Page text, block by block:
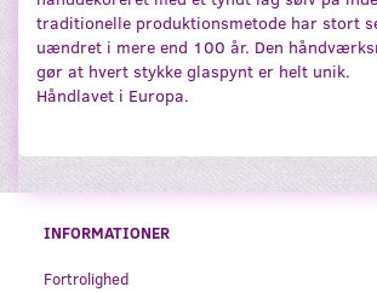
traditionelle produktionsmetode har stort
uændret i mere end 100 år. Den
gør at hvert stykke glaspynt er helt unik.
Håndlavet i Europa.
INFORMATIONER
Fortrolighed